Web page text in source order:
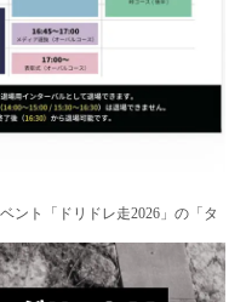
ント「ドリドレ走2026」の「タ